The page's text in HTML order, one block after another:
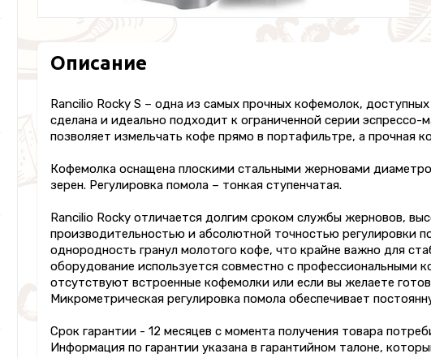
Описание
Rancilio Rocky S – одна из самых прочных кофемолок,
сделана и идеально подходит к ограниченной серии
позволяет измельчать кофе прямо в портафильтре, а прочная
Кофемолка оснащена плоскими стальными жерновами
зерен. Регулировка помола – тонкая ступенчатая.
Rancilio Rocky отличается долгим сроком службы жерновов,
производительностью и абсолютной точностью регулировки
однородность гранул молотого кофе, что крайне важно для
оборудование используется совместно с профессиональными
отсутствуют встроенные кофемолки или если вы желаете
Микрометрическая регулировка помола обеспечивает
Срок гарантии - 12 месяцев с момента получения товара
Информация по гарантии указана в гарантийном талоне,